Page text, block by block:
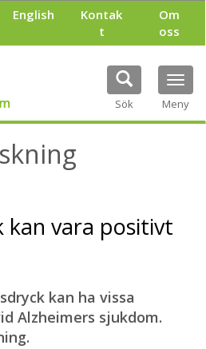
English
Kontak
t
Om
oss
Sök Meny
kan vara positivt
kan ha vissa
Alzheimers sjukdom.